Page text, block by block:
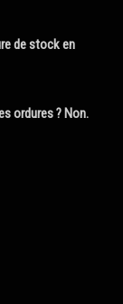
de stock en
ordures ? Non.